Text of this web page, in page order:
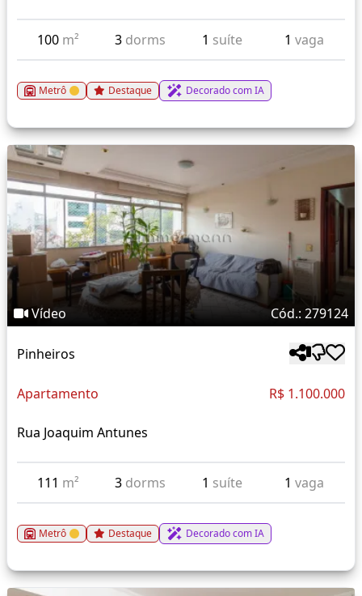
100 m² 3 dorms 1 suíte 1 vaga
Metrô Destaque Decorado com IA
Vídeo Cód.: 279124
Pinheiros
Apartamento R$ 1.100.000
Rua Joaquim Antunes
111 m² 3 dorms 1 suíte 1 vaga
Metrô Destaque Decorado com IA